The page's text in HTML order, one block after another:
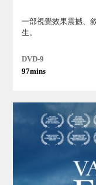
一部視覺效果震撼、
生。
DVD-9
97mins